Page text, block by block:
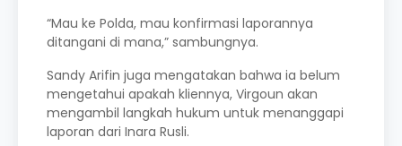
“Mau ke Polda, mau konfirmasi laporannya
ditangani di mana,” sambungnya.
Sandy Arifin juga mengatakan bahwa ia belum
mengetahui apakah kliennya, Virgoun akan
mengambil langkah hukum untuk menanggapi
laporan dari Inara Rusli.